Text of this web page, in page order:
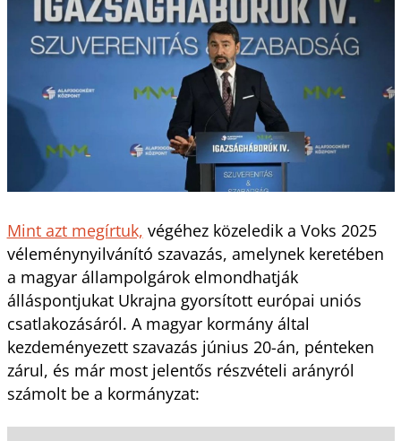
Mint azt megírtuk, végéhez közeledik a Voks 2025
véleménynyilvánító szavazás, amelynek keretében
a magyar állampolgárok elmondhatják
álláspontjukat Ukrajna gyorsított európai uniós
csatlakozásáról. A magyar kormány által
kezdeményezett szavazás június 20-án, pénteken
zárul, és már most jelentős részvételi arányról
számolt be a kormányzat: